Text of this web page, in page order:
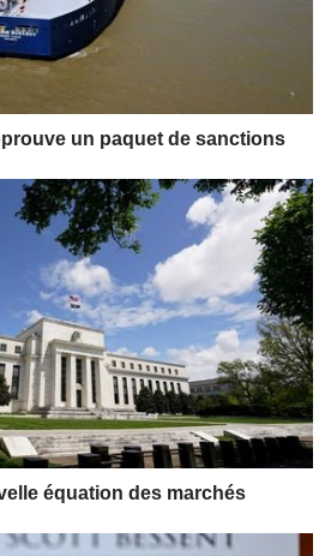
un paquet de sanctions
équation des marchés